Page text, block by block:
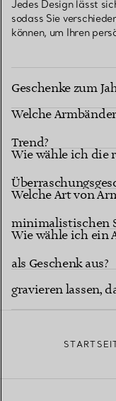
Jedes Design lässt
sodass Sie
können, um Ihren
Geschenke zum
Geburtstag?
Welche
Trend?
Wie wähle ich die
Welche Art von
minimalistischen
Wie wähle ich ein
als Geschenk aus?
Kann ich ein
gravieren lassen,